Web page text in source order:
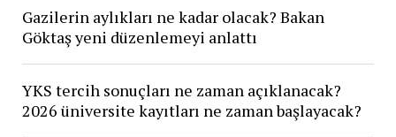
Gazilerin aylıkları ne kadar olacak? Bakan
Göktaş yeni düzenlemeyi anlattı
YKS tercih sonuçları ne zaman açıklanacak?
2026 üniversite kayıtları ne zaman başlayacak?